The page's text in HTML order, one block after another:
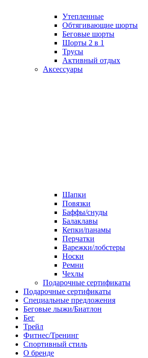
Утепленные
Обтягивающие шорты
Беговые шорты
Шорты 2 в 1
Трусы
Активный отдых
Аксессуары
Шапки
Повязки
Баффы/снуды
Балаклавы
Кепки/панамы
Перчатки
Варежки/лобстеры
Носки
Ремни
Чехлы
Подарочные сертификаты
Подарочные сертификаты
Специальные предложения
Беговые лыжи/Биатлон
Бег
Трейл
Фитнес/Тренинг
Спортивный стиль
О бренде